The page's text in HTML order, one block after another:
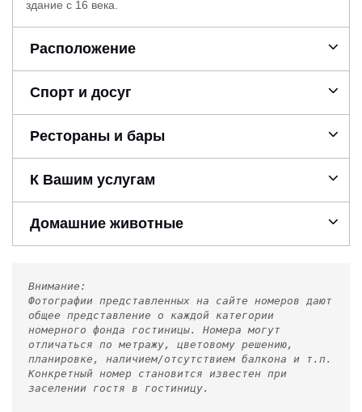
здание с 16 века.
Расположение
Спорт и досуг
Рестораны и бары
К Вашим услугам
Домашние животные
Внимание:
Фотографии представленных на сайте номеров дают
общее представление о каждой категории
номерного фонда гостиницы. Номера могут
отличаться по метражу, цветовому решению,
планировке, наличием/отсутствием балкона и т.п.
Конкретный номер становится известен при
заселении гостя в гостиницу.